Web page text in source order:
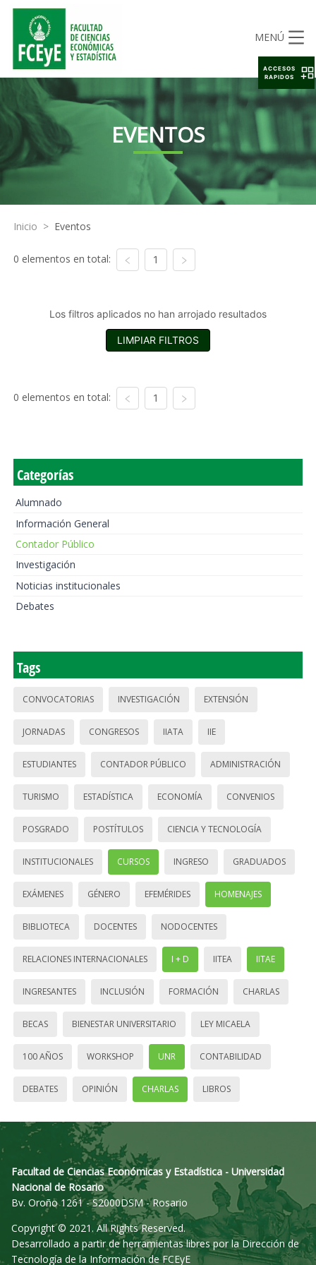
MENÚ
EVENTOS
Inicio > Eventos
0 elementos en total: 1
Los filtros aplicados no han arrojado resultados
LIMPIAR FILTROS
0 elementos en total: 1
Categorías
Alumnado
Información General
Contador Público
Investigación
Noticias institucionales
Debates
Tags
CONVOCATORIAS INVESTIGACIÓN EXTENSIÓN
JORNADAS CONGRESOS IIATA IIE
ESTUDIANTES CONTADOR PÚBLICO ADMINISTRACIÓN
TURISMO ESTADÍSTICA ECONOMÍA CONVENIOS
POSGRADO POSTÍTULOS CIENCIA Y TECNOLOGÍA
INSTITUCIONALES CURSOS INGRESO GRADUADOS
EXÁMENES GÉNERO EFEMÉRIDES HOMENAJES
BIBLIOTECA DOCENTES NODOCENTES
RELACIONES INTERNACIONALES I + D IITEA IITAE
INGRESANTES INCLUSIÓN FORMACIÓN CHARLAS
BECAS BIENESTAR UNIVERSITARIO LEY MICAELA
100 AÑOS WORKSHOP UNR CONTABILIDAD
DEBATES OPINIÓN CHARLAS LIBROS
Facultad de Ciencias Económicas y Estadística - Universidad
Nacional de Rosario
Bv. Oroño 1261 - S2000DSM - Rosario
Copyright © 2021. All Rights Reserved.
Desarrollado a partir de herramientas libres por la Dirección de
Tecnología de la Información de FCEyE
ACCESOS
RAPIDOS